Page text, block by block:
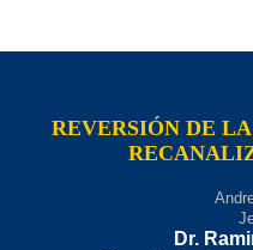
REVERSIÓN DE
Dr.